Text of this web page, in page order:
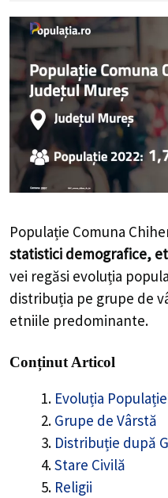
Populație Comuna
statistici demografice,
vei regăsi evoluția
distribuția pe grupe de
etniile predominante.
Conținut Articol
Evoluția
Grupe de Vârstă
Distribuție după
Stare Civilă
Religii